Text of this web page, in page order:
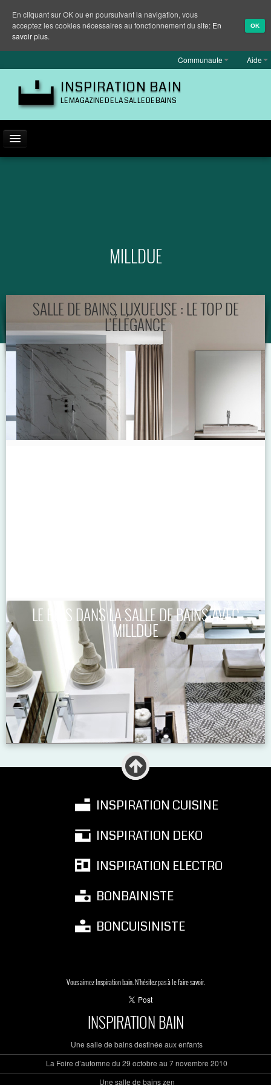
Communaute Aide
INSPIRATION BAIN
LE MAGAZINE DE LA SALLE DE BAINS
GUIDE
MILLDUE
SALLE DE BAINS LUXUEUSE : LE TOP DE
L’ÉLÉGANCE
LE BOIS DANS LA SALLE DE BAINS AVEC
MILLDUE
INSPIRATION CUISINE
INSPIRATION DEKO
INSPIRATION ELECTRO
BONBAINISTE
BONCUISINISTE
Vous aimez Inspiration bain. N'hésitez pas à le faire savoir.
INSPIRATION BAIN
Une salle de bains destinée aux enfants
La Foire d’automne du 29 octobre au 7 novembre 2010
Une salle de bains zen
En cliquant sur OK ou en poursuivant la navigation, vous
acceptez les cookies nécessaires au fonctionnement du site: En
savoir plus.
OK